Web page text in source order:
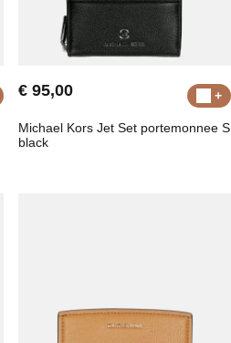
€ 95,00
Michael Kors Jet Set portemonnee S
black